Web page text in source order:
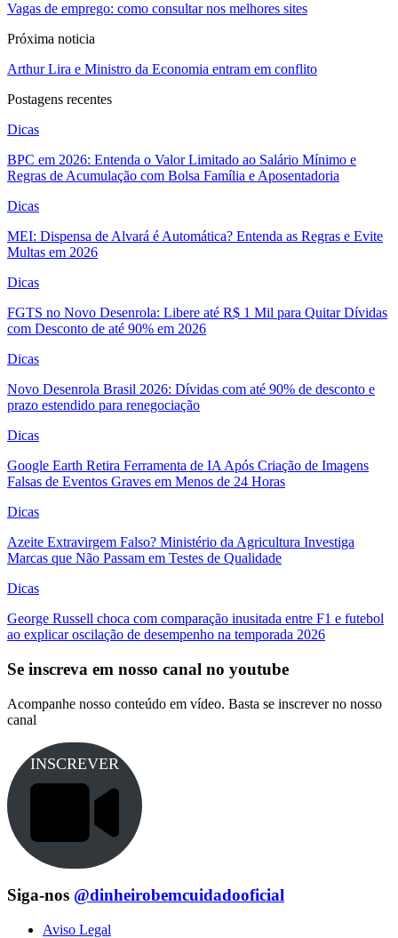
Vagas de emprego: como consultar nos melhores sites
Próxima noticia
Arthur Lira e Ministro da Economia entram em conflito
Postagens recentes
Dicas
BPC em 2026: Entenda o Valor Limitado ao Salário Mínimo e
Regras de Acumulação com Bolsa Família e Aposentadoria
Dicas
MEI: Dispensa de Alvará é Automática? Entenda as Regras e Evite
Multas em 2026
Dicas
FGTS no Novo Desenrola: Libere até R$ 1 Mil para Quitar Dívidas
com Desconto de até 90% em 2026
Dicas
Novo Desenrola Brasil 2026: Dívidas com até 90% de desconto e
prazo estendido para renegociação
Dicas
Google Earth Retira Ferramenta de IA Após Criação de Imagens
Falsas de Eventos Graves em Menos de 24 Horas
Dicas
Azeite Extravirgem Falso? Ministério da Agricultura Investiga
Marcas que Não Passam em Testes de Qualidade
Dicas
George Russell choca com comparação inusitada entre F1 e futebol
ao explicar oscilação de desempenho na temporada 2026
Se inscreva em nosso canal no youtube
Acompanhe nosso conteúdo em vídeo. Basta se inscrever no nosso
canal
INSCREVER
Siga-nos @dinheirobemcuidadooficial
Aviso Legal